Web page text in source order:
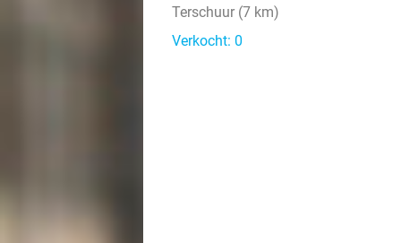
Terschuur (7 km)
Verkocht: 0